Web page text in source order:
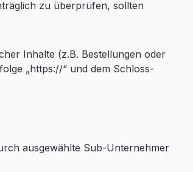
zu überprüfen, sollten
Inhalte (z.B. Bestellungen oder
„https://“ und dem Schloss-
ausgewählte Sub-Unternehmer